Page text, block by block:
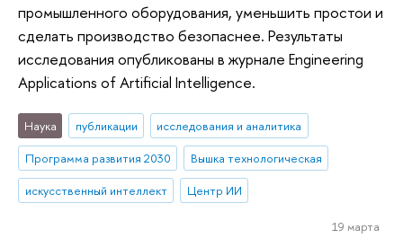
промышленного оборудования, уменьшить простои и
сделать производство безопаснее. Результаты
исследования опубликованы в журнале Engineering
Applications of Artificial Intelligence.
Наука публикации
исследования и аналитика
Программа развития 2030
Вышка технологическая
искусственный интеллект
Центр ИИ
19 марта